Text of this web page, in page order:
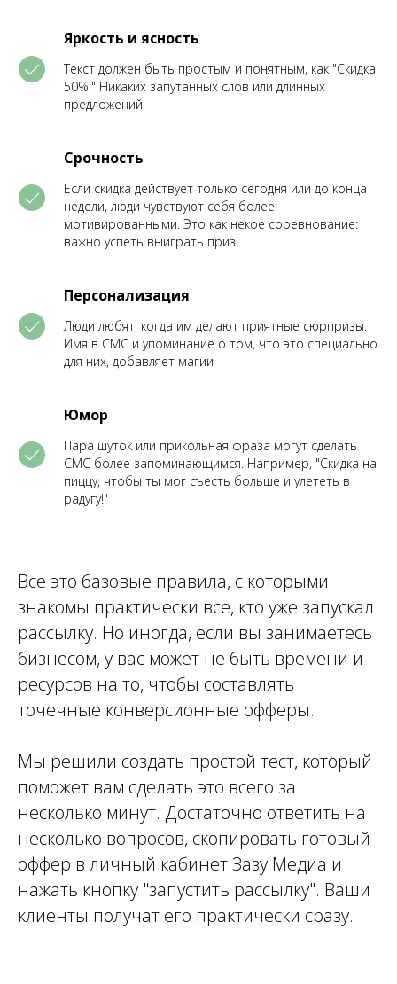
Яркость и ясность
Текст должен быть простым и понятным, как "Скидка
50%!" Никаких запутанных слов или длинных
предложений
Срочность
Если скидка действует только сегодня или до конца
недели, люди чувствуют себя более
мотивированными. Это как некое соревнование:
важно успеть выиграть приз!
Персонализация
Люди любят, когда им делают приятные сюрпризы.
Имя в СМС и упоминание о том, что это специально
для них, добавляет магии
Юмор
Пара шуток или прикольная фраза могут сделать
СМС более запоминающимся. Например, "Скидка на
пиццу, чтобы ты мог съесть больше и улететь в
радугу!"
Все это базовые правила, с которыми
знакомы практически все, кто уже запускал
рассылку. Но иногда, если вы занимаетесь
бизнесом, у вас может не быть времени и
ресурсов на то, чтобы составлять
точечные конверсионные офферы.
Мы решили создать простой тест, который
поможет вам сделать это всего за
несколько минут. Достаточно ответить на
несколько вопросов, скопировать готовый
оффер в личный кабинет Зазу Медиа и
нажать кнопку "запустить рассылку". Ваши
клиенты получат его практически сразу.